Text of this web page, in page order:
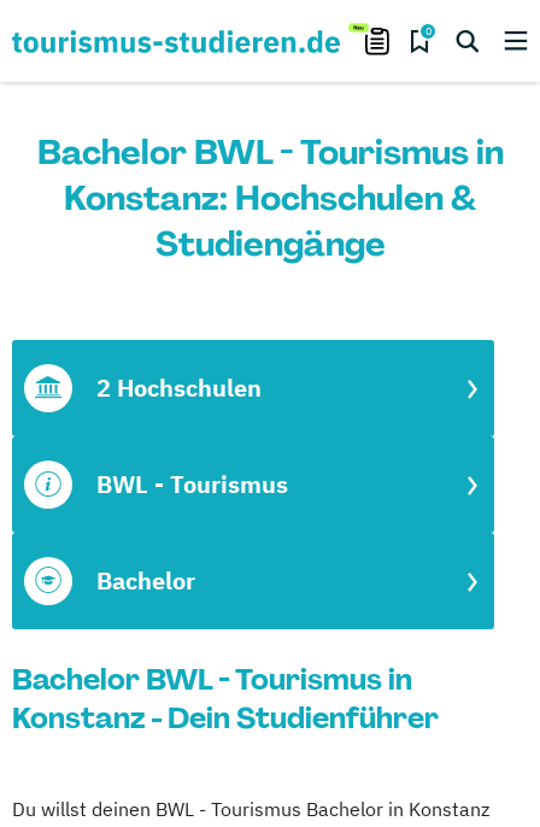
0
Bachelor BWL - Tourismus in
Konstanz: Hochschulen &
Studiengänge
Bachelor
BWL - Tourismus
2 Hochschulen
Bachelor BWL - Tourismus in
Konstanz - Dein Studienführer
Du willst deinen BWL - Tourismus Bachelor in Konstanz